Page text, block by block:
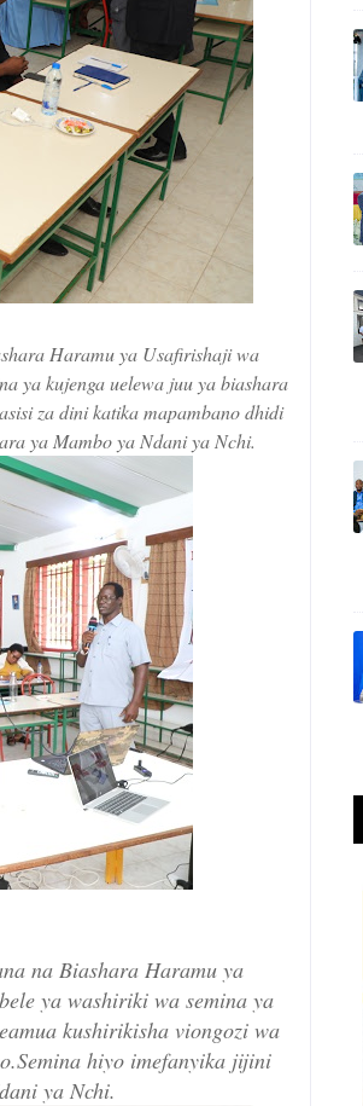
Haramu ya Usafirishaji wa
ya kujenga uelewa juu ya biashara
za dini katika mapambano dhidi
ya Mambo ya Ndani ya Nchi.
na Biashara Haramu ya
ya washiriki wa semina ya
kushirikisha viongozi wa
hiyo imefanyika jijini
ya Nchi.